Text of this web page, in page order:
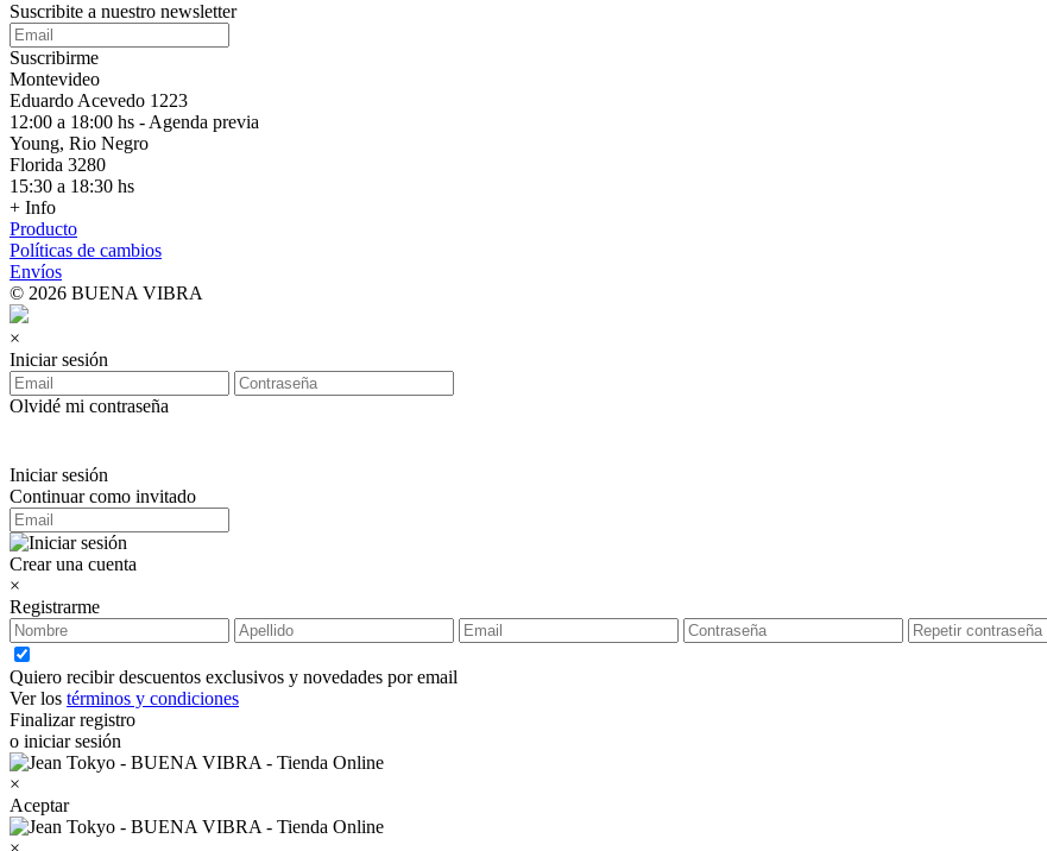
Suscribite a nuestro newsletter
Suscribirme
Montevideo
Eduardo Acevedo 1223
12:00 a 18:00 hs - Agenda previa
Young, Rio Negro
Florida 3280
15:30 a 18:30 hs
+ Info
Producto
Políticas de cambios
Envíos
© 2026 BUENA VIBRA
×
Iniciar sesión
Olvidé mi contraseña
Iniciar sesión
Continuar como invitado
Crear una cuenta
×
Registrarme
Quiero recibir descuentos exclusivos y novedades por email
Ver los términos y condiciones
Finalizar registro
o iniciar sesión
×
Aceptar